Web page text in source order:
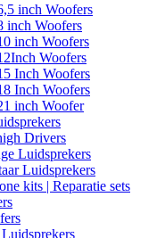
inch Woofers
inch Woofers
inch Woofers
Woofers
Inch Woofers
Inch Woofers
inch Woofer
Drivers
Luidsprekers
Luidsprekers
kits | Reparatie sets